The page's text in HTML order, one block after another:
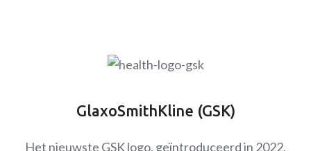
GlaxoSmithKline (GSK)
Het nieuwste GSK logo, geïntroduceerd in 2022,